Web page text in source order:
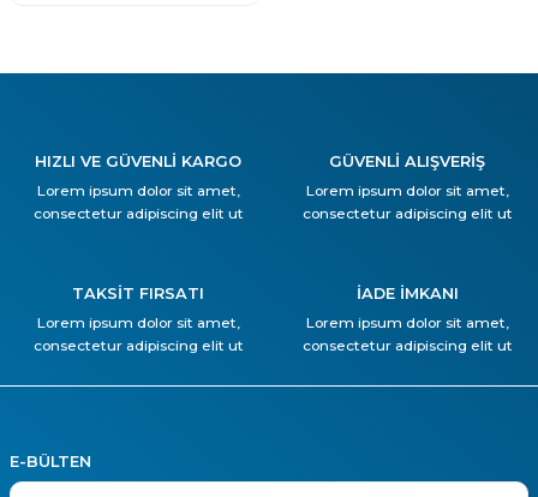
HIZLI VE GÜVENLİ KARGO
Lorem ipsum dolor sit amet,
consectetur adipiscing elit ut
GÜVENLİ ALIŞVERİŞ
Lorem ipsum dolor sit amet,
consectetur adipiscing elit ut
TAKSİT FIRSATI
Lorem ipsum dolor sit amet,
consectetur adipiscing elit ut
İADE İMKANI
Lorem ipsum dolor sit amet,
consectetur adipiscing elit ut
E-BÜLTEN